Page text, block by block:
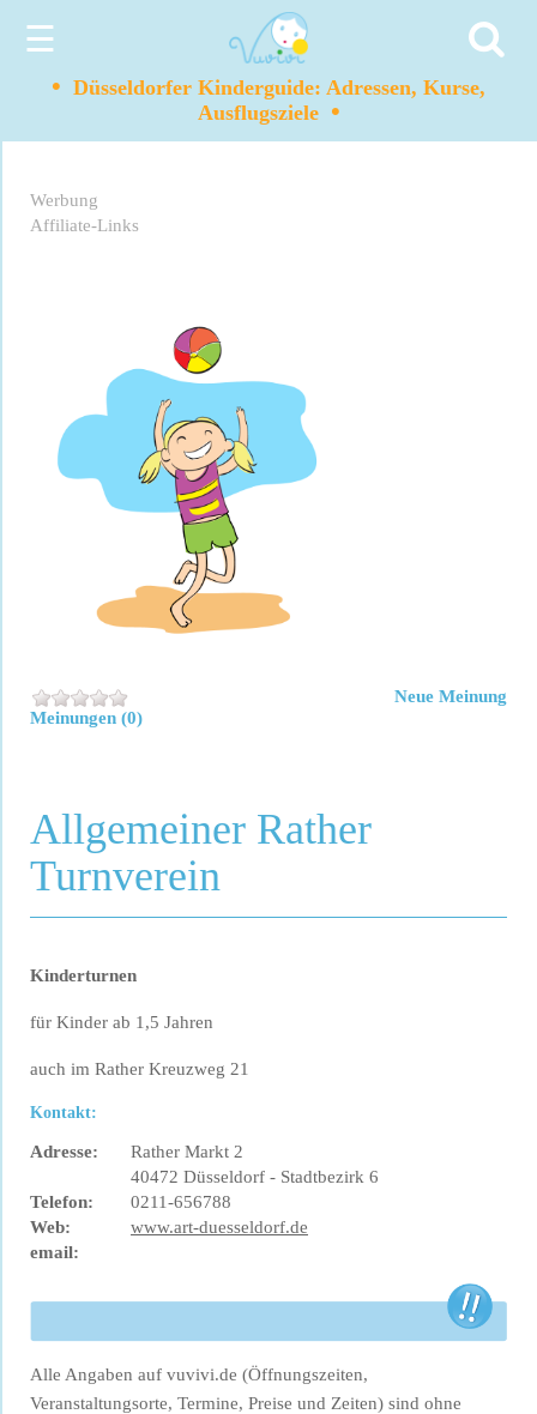
☰
• Düsseldorfer Kinderguide: Adressen, Kurse,
Ausflugsziele •
Werbung
Affiliate-Links
Meinungen (0)
Neue Meinung
Allgemeiner Rather
Turnverein
Kinderturnen
für Kinder ab 1,5 Jahren
auch im Rather Kreuzweg 21
Kontakt:
Adresse:
Rather Markt 2
40472 Düsseldorf - Stadtbezirk 6
Telefon:
0211-656788
Web:
www.art-duesseldorf.de
email:
Alle Angaben auf vuvivi.de (Öffnungszeiten,
Veranstaltungsorte, Termine, Preise und Zeiten) sind ohne